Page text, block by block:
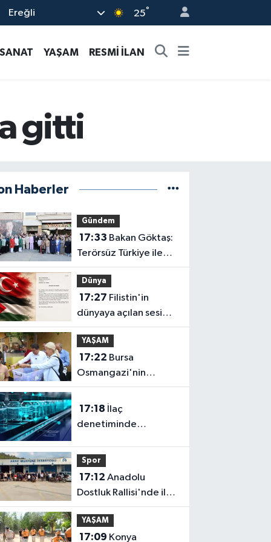
Ereğli 25°
YAŞAM RESMİ İLAN
gitti
Haberler
Gündem
17:33
Terörsüz Türkiye ile
barışın ve istikrarın
güçlendiği gelecek
hedefliyoruz
Dünya
17:27
dünyaya açılan sesi
olmaya devam
edeceğiz
YAŞAM
17:22
Osmangazi'nin
nabzını Küplüpınar'da
tuttu
17:18
denetiminde
dönemi
Spor
17:12 Anadolu
Dostluk Rallisi'nde ilk
yarı tamamlandı
YAŞAM
17:09